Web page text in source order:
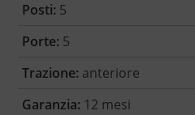
Posti: 5
Porte: 5
Trazione: anteriore
Garanzia: 12 mesi